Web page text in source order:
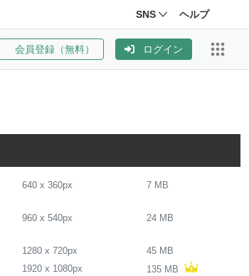
SNS ヘルプ
会員登録（無料） ログイン
640x 360px 7 MB
960x 540px 24 MB
1280x 720px 45 MB
1920x 1080px 135 MB